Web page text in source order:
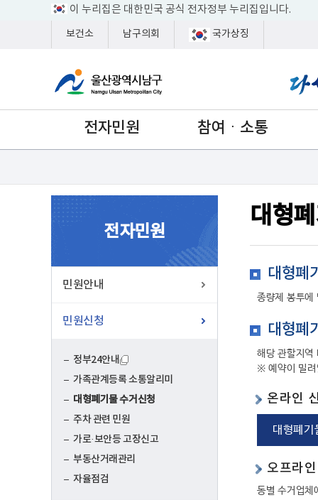
이 누리집은 대한민국 공식 전자정부 누리집입니다.
보건소 남구의회 국가상징
전자민원 참여ㆍ소통
전자민원
민원안내
민원신청
정부24안내
가족관계등록 소통알리미
대형폐기물 수거신청
주차 관련 민원
가로·보안등 고장신고
부동산거래관리
자율점검
대형
대형폐
종량제 봉투에
대형폐
해당 관할지
※ 예약이 밀려
온라인
대형폐기
오프라
동별 수거업체